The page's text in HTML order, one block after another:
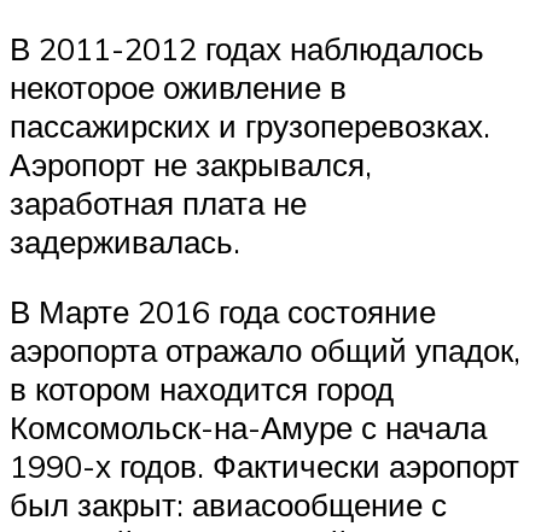
В 2011-2012 годах наблюдалось
некоторое оживление в
пассажирских и грузоперевозках.
Аэропорт не закрывался,
заработная плата не
задерживалась.
В Марте 2016 года состояние
аэропорта отражало общий упадок,
в котором находится город
Комсомольск-на-Амуре с начала
1990-х годов. Фактически аэропорт
был закрыт: авиасообщение с